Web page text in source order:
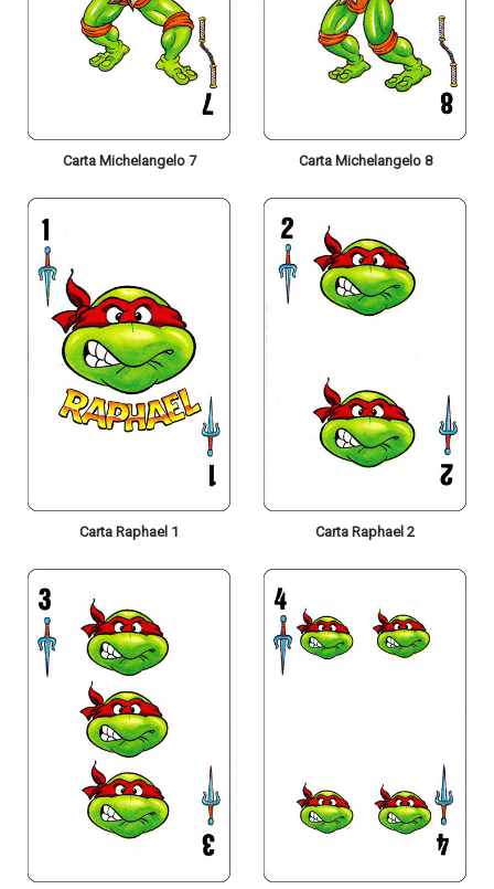
Carta Michelangelo 7 Carta Michelangelo 8
Carta Raphael 1 Carta Raphael 2